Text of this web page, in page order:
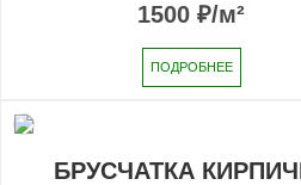
1500 ₽/м²
ПОДРОБНЕЕ
БРУСЧАТКА